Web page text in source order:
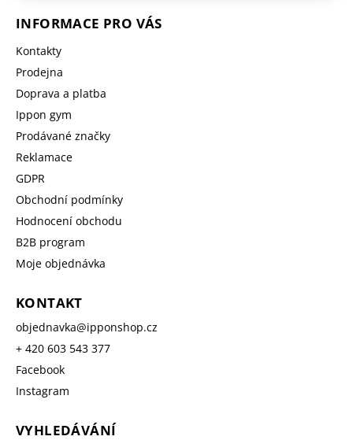
INFORMACE PRO VÁS
Kontakty
Prodejna
Doprava a platba
Ippon gym
Prodávané značky
Reklamace
GDPR
Obchodní podmínky
Hodnocení obchodu
B2B program
Moje objednávka
KONTAKT
objednavka@ipponshop.cz
+ 420 603 543 377
Facebook
Instagram
VYHLEDÁVÁNÍ